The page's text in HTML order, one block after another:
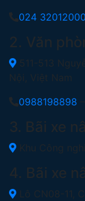
024 32012000
2. Văn
511-513
Nội, Việt Nam
0988198898
3. Bãi xe
Khu Công
4. Bãi xe
Lô CN08-11,